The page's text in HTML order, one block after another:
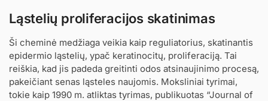
Ląstelių proliferacijos skatinimas
Ši cheminė medžiaga veikia kaip reguliatorius, skatinantis
epidermio ląstelių, ypač keratinocitų, proliferaciją. Tai
reiškia, kad jis padeda greitinti odos atsinaujinimo procesą,
pakeičiant senas ląsteles naujomis. Moksliniai tyrimai,
tokie kaip 1990 m. atliktas tyrimas, publikuotas “Journal of